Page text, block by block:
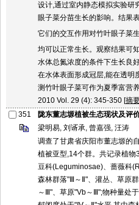
设计,通过室内静态模拟实验研
眼子菜分苗生长的影响。结果
它们的交互作用对竹叶眼子菜
均可以正常生长。观察结果可
水体总氮浓度的条件下生长良
在水体表面形成冠层,能在透明
测竹叶眼子菜可作为夏季富营
2010 Vol. 29 (4): 345-350 [摘
351
陇东董志塬植被生态现状及评
梁明易, 刘谞承, 曾嘉强, 汪涛
调查了甘肃省庆阳市董志塬的
植被亚型,14个群。共记录植
豆科(Leguminosae)、蔷薇科
森林群落"Ⅲ～Ⅱ"、灌丛、草原
～Ⅲ"、草原"Vb～Ⅲ";物种量处